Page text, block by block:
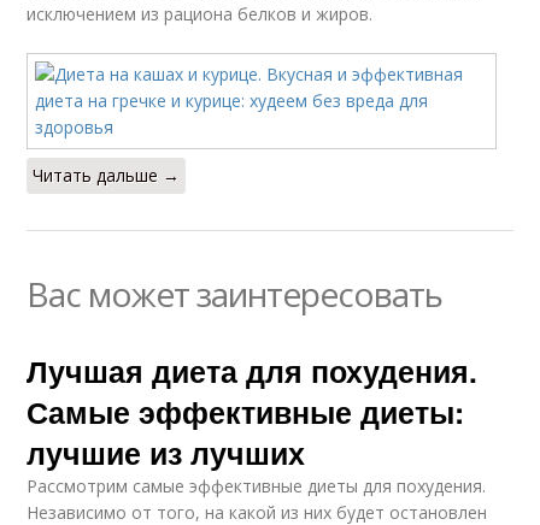
исключением из рациона белков и жиров.
Читать дальше →
Вас может заинтересовать
Лучшая диета для похудения.
Самые эффективные диеты:
лучшие из лучших
Рассмотрим самые эффективные диеты для похудения.
Независимо от того, на какой из них будет остановлен